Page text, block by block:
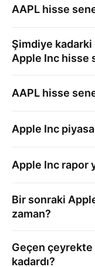
AAPL hisse
Şimdiye
Apple Inc hisse
AAPL hisse
Apple Inc
Apple Inc rapor
Bir sonraki
zaman?
Geçen çeyrekte
kadardı?